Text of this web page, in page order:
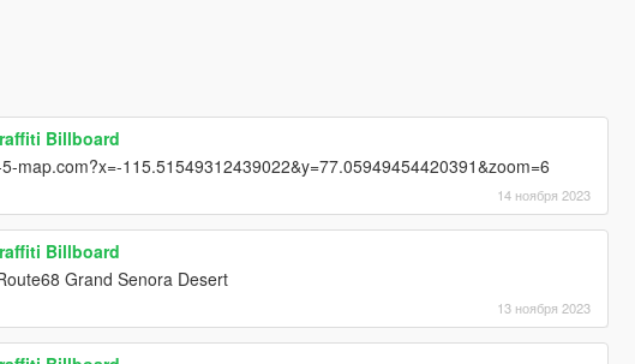
Billboard
map.com?x=-115.51549312439022&y=77.05949454420391&zoom=6
14 ноября 2023
Billboard
Grand Senora Desert
13 ноября 2023